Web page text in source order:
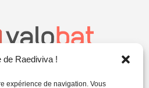
de Raediviva !
expérience de navigation. Vous